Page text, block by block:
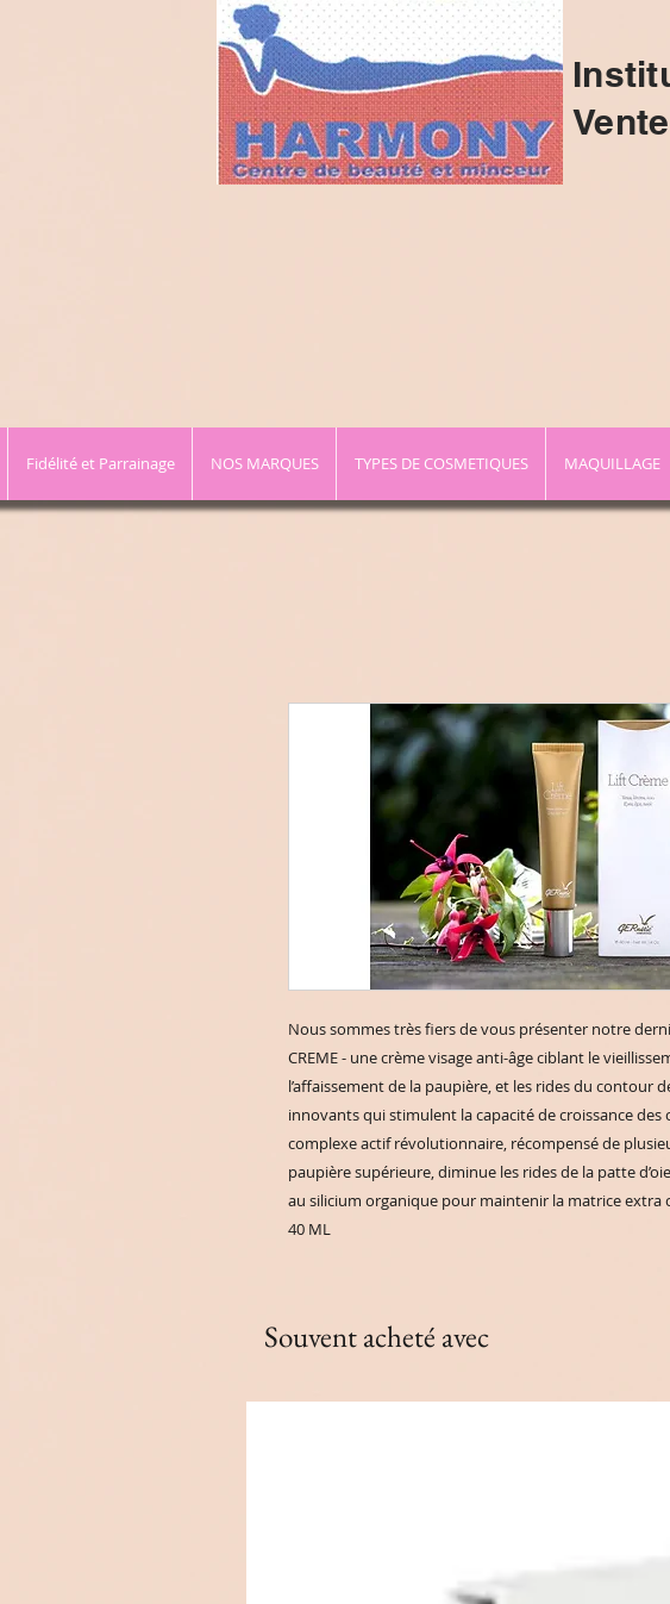
Fidélité et Parrainage NOS MARQUES TYPES DE COSMETIQUES MAQUILLAGE
Nous sommes très fiers de vous présenter notre
CREME - une crème visage anti-âge ciblant le
l’affaissement de la paupière, et les rides du contour
innovants qui stimulent la capacité de croissance des
complexe actif révolutionnaire, récompensé de
paupière supérieure, diminue les rides de la patte
au silicium organique pour maintenir la matrice extra
40 ML
Souvent acheté avec